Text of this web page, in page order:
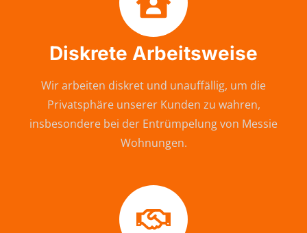
Diskrete Arbeitsweise
Wir arbeiten diskret und unauffällig, um die
Privatsphäre unserer Kunden zu wahren,
insbesondere bei der Entrümpelung von Messie
Wohnungen.